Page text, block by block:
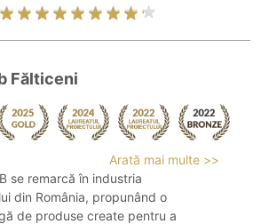
Fălticeni
Arată mai multe >>
se remarcă în industria
din România, propunând o
de produse create pentru a